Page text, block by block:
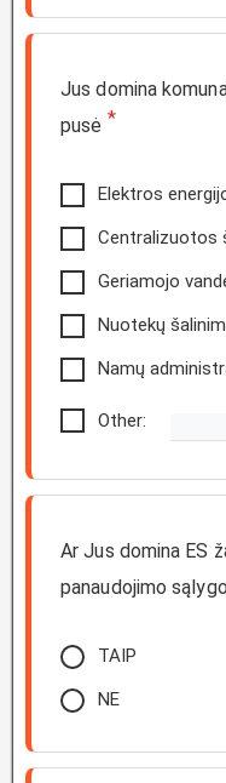
Jus domina
pusė *
Elektros
Centralizuotos
Geriamojo
Nuotekų
Namų
Other:
Ar Jus domina ES
panaudojimo
TAIP
NE